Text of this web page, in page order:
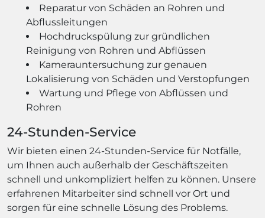
Reparatur von Schäden an Rohren und
Abflussleitungen
Hochdruckspülung zur gründlichen
Reinigung von Rohren und Abflüssen
Kamerauntersuchung zur genauen
Lokalisierung von Schäden und Verstopfungen
Wartung und Pflege von Abflüssen und
Rohren
24-Stunden-Service
Wir bieten einen 24-Stunden-Service für Notfälle,
um Ihnen auch außerhalb der Geschäftszeiten
schnell und unkompliziert helfen zu können. Unsere
erfahrenen Mitarbeiter sind schnell vor Ort und
sorgen für eine schnelle Lösung des Problems.